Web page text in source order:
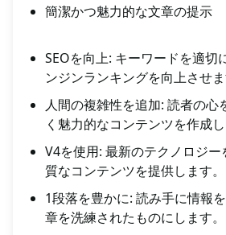
簡潔かつ魅力的な文章の提示
SEOを向上: キーワードを適切
ンジンランキングを向上させま
人間の複雑性を追加: 読者の心
く魅力的なコンテンツを作成し
V4を使用: 最新のテクノロジ
質なコンテンツを提供します。
1段落を豊かに: 読み手に情報
章を洗練されたものにします。